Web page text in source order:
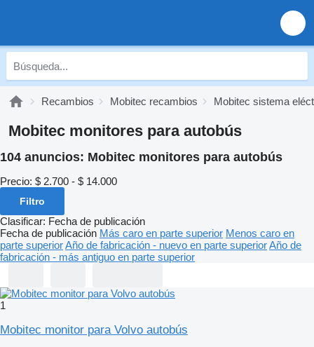
Recambios Mobitec recambios Mobitec sistema
Mobitec monitores para autobús
104 anuncios: Mobitec monitores para autobús
Precio: $ 2.700 - $ 14.000
Filtro
Clasificar: Fecha de publicación
Fecha de publicación Más caro en parte superior Menos caro en
parte superiorAño de fabricación - nuevo en parte superiorAño de
fabricación - más antiguo en parte superior
1
Mobitec monitor para Volvo autobús